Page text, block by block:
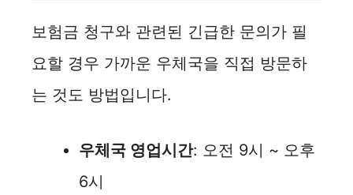
보험금 청구와 관련된 긴급한 문의가 필
요할 경우 가까운 우체국을 직접 방문하
는 것도 방법입니다.
우체국 영업시간: 오전 9시 ~ 오후
6시